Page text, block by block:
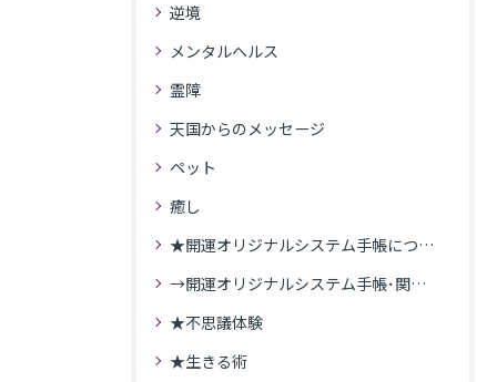
逆境
メンタルヘルス
霊障
天国からのメッセージ
ペット
癒し
★開運オリジナルシステム手帳について
→開運オリジナルシステム手帳･関連記事
★不思議体験
★生きる術